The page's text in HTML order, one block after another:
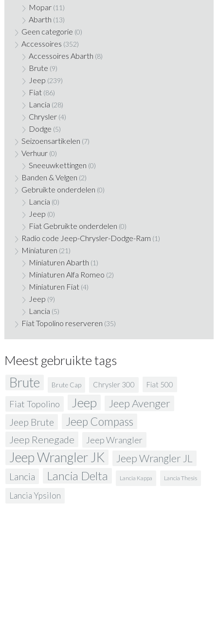
Mopar (11)
Abarth (13)
Geen categorie (0)
Accessoires (352)
Accessoires Abarth (8)
Brute (9)
Jeep (239)
Fiat (86)
Lancia (28)
Chrysler (4)
Dodge (5)
Seizoensartikelen (7)
Verhuur (0)
Sneeuwkettingen (0)
Banden & Velgen (2)
Gebruikte onderdelen (0)
Lancia (0)
Jeep (0)
Fiat Gebruikte onderdelen (0)
Radio code Jeep-Chrysler-Dodge-Ram (1)
Miniaturen (21)
Miniaturen Abarth (1)
Miniaturen Alfa Romeo (2)
Miniaturen Fiat (4)
Jeep (9)
Lancia (5)
Fiat Topolino reserveren (35)
Meest gebruikte tags
Brute Brute Cap Chrysler 300 Fiat 500
Fiat Topolino Jeep Jeep Avenger
Jeep Brute Jeep Compass
Jeep Renegade Jeep Wrangler
Jeep Wrangler JK Jeep Wrangler JL
Lancia Lancia Delta Lancia Kappa Lancia Thesis
Lancia Ypsilon